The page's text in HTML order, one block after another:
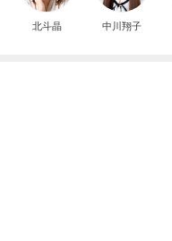
北斗晶 中川翔子